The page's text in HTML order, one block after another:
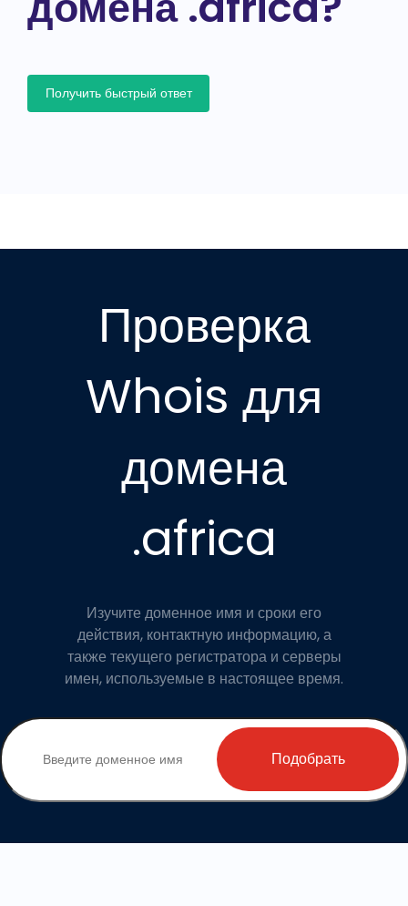
Получить быстрый ответ
Проверка
Whois для
домена
.africa
Изучите доменное имя и сроки его
действия, контактную информацию, а
также текущего регистратора и серверы
имен, используемые в настоящее время.
Подобрать